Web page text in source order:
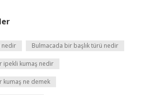
nedir Bulmacada bir başlık türü nedir
ipekli kumaş nedir
kumaş ne demek